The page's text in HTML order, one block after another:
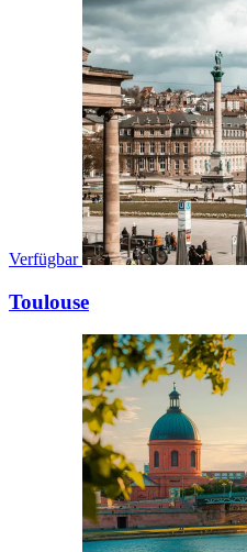
Verfügbar
Toulouse